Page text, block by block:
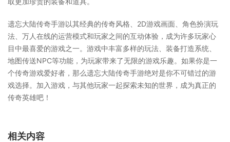
遗忘大陆传奇手游以其经典的传奇风格、2D游戏画面、角色扮演玩
法、万人在线的运营模式和玩家之间的互动体验，成为许多玩家心
目中最喜爱的游戏之一。游戏中丰富多样的玩法、装备打造系统、
地图传送NPC等功能，为玩家带来了无限的游戏乐趣。如果你是一
个传奇游戏爱好者，那么遗忘大陆传奇手游绝对是你不可错过的游
戏选择。加入游戏，与其他玩家一起探索未知的世界，成为真正的
传奇英雄吧！
相关内容